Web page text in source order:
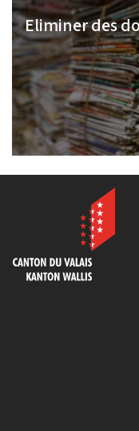
Eliminer des